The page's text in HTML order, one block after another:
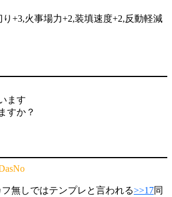
+3,火事場力+2,装填速度+2,反動軽減
ます
すか？
無しではテンプレと言われる>>17同